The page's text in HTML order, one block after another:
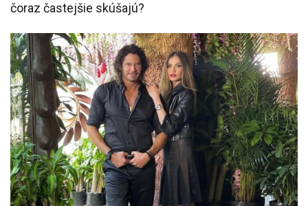
čoraz častejšie skúšajú?